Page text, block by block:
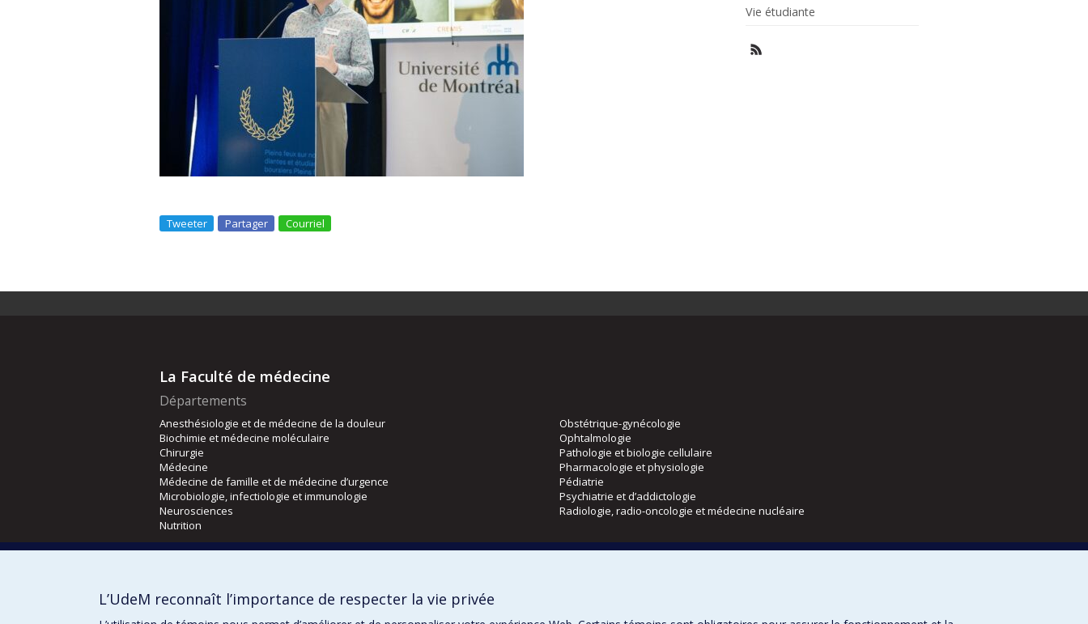
Vie étudiante
Tweeter Partager Courriel
La Faculté de médecine
Départements
Anesthésiologie et de médecine de la douleur
Biochimie et médecine moléculaire
Chirurgie
Médecine
Médecine de famille et de médecine d’urgence
Microbiologie, infectiologie et immunologie
Neurosciences
Nutrition
Obstétrique-gynécologie
Ophtalmologie
Pathologie et biologie cellulaire
Pharmacologie et physiologie
Pédiatrie
Psychiatrie et d’addictologie
Radiologie, radio-oncologie et médecine nucléaire
Orthophonie et audiologie
L’UdeM reconnaît l’importance de respecter la vie privée